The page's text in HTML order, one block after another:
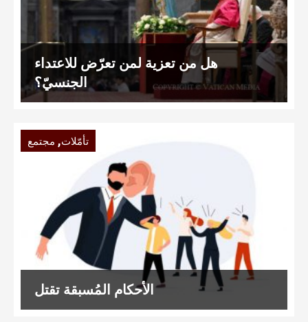
هل من تعزية لمن تعرّض للاعتداء
الجنسيّ؟
تأمّلات, مجتمع
الأحكام المُسبقة تقتل